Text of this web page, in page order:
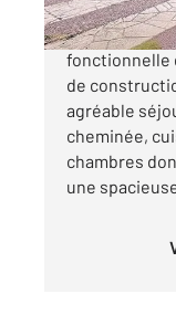
À
fonctionnelle
de
agréable
cheminée,
chambres
une